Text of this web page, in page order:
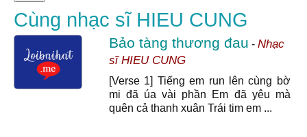
Cùng nhạc sĩ HIEU CUNG
Bảo tàng thương đau - Nhạc
sĩ HIEU CUNG
[Verse 1] Tiếng em run lên cùng bờ
mi đã úa vài phần Em đã yêu mà
quên cả thanh xuân Trái tim em ...